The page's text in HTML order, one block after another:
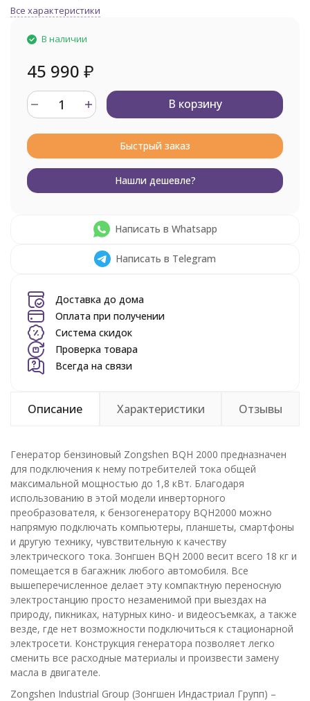
Все характеристики
В наличии
45 990 ₽
В корзину
Быстрый заказ
Нашли дешевле?
Написать в Whatsapp
Написать в Telegram
Доставка до дома
Оплата при получении
Система скидок
Проверка товара
Всегда на связи
Описание Характеристики Отзывы
Генератор бензиновый Zongshen BQH 2000 предназначен
для подключения к нему потребителей тока общей
максимальной мощностью до 1,8 кВт. Благодаря
использованию в этой модели инверторного
преобразователя, к бензогенератору BQH2000 можно
напрямую подключать компьютеры, планшеты, смартфоны
и другую технику, чувствительную к качеству
электрического тока. Зонгшен BQH 2000 весит всего 18 кг и
помещается в багажник любого автомобиля. Все
вышеперечисленное делает эту компактную переносную
электростанцию просто незаменимой при выездах на
природу, пикниках, натурных кино- и видеосъемках, а также
везде, где нет возможности подключиться к стационарной
электросети. Конструкция генератора позволяет легко
сменить все расходные материалы и произвести замену
масла в двигателе.
Zongshen Industrial Group (Зонгшен Индастриал Групп) –